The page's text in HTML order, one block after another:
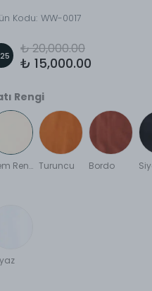
Kodu: WW-0017
25 ₺ 20,000.00
₺ 15,000.00
Rengi
Krem Rengi Turuncu Bordo